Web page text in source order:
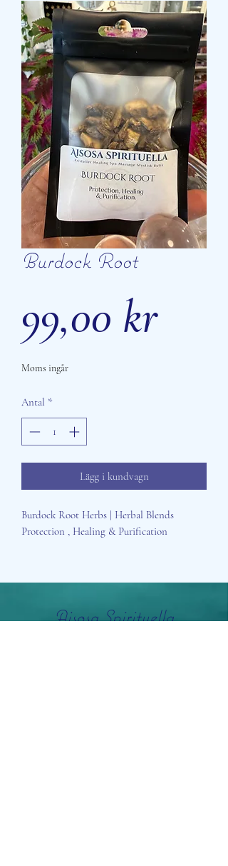
Burdock Root
99,00 krPris
Moms ingår
Antal *
Lägg i kundvagn
Burdock Root Herbs | Herbal Blends
Protection , Healing & Purification
Aisosa Spirituella